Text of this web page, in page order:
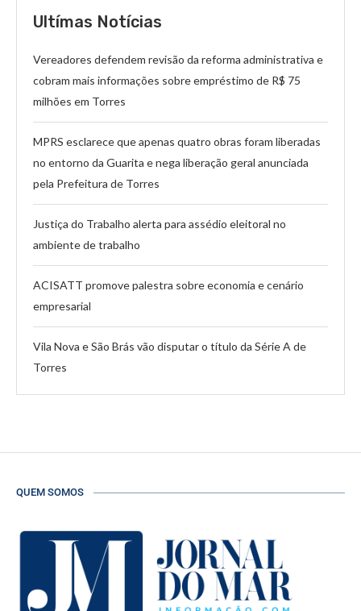
Ultímas Notícias
Vereadores defendem revisão da reforma administrativa e
cobram mais informações sobre empréstimo de R$ 75
milhões em Torres
MPRS esclarece que apenas quatro obras foram liberadas
no entorno da Guarita e nega liberação geral anunciada
pela Prefeitura de Torres
Justiça do Trabalho alerta para assédio eleitoral no
ambiente de trabalho
ACISATT promove palestra sobre economia e cenário
empresarial
Vila Nova e São Brás vão disputar o título da Série A de
Torres
QUEM SOMOS